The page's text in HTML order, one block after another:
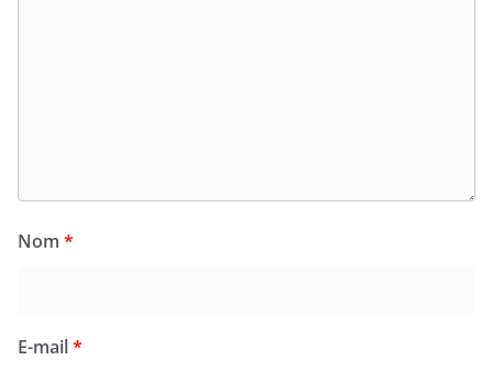
Nom *
E-mail*